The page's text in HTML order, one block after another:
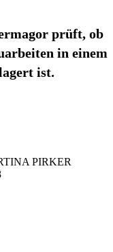
prüft, ob
in einem
ist.
PIRKER